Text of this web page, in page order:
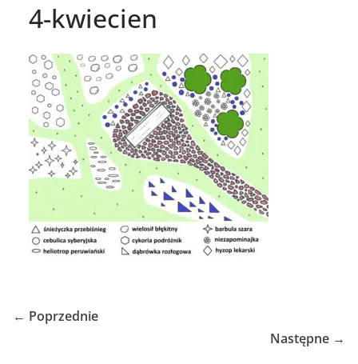
4-kwiecien
← Poprzednie
Następne →